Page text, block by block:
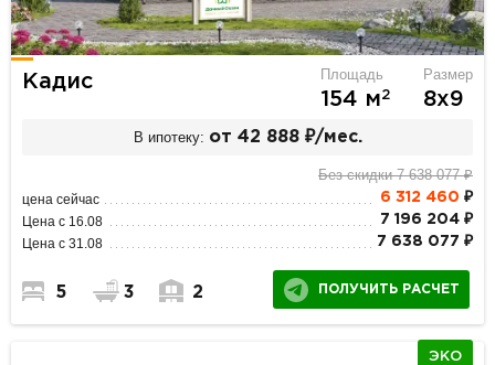
Кадис Площадь
154 м2
Размер
8х9
В ипотеку: от 42 888 ₽/мес.
Без скидки 7 638 077 ₽
цена сейчас 6 312 460 ₽
Цена с 16.08 7 196 204 ₽
Цена с 31.08 7 638 077 ₽
5 3 2 ПОЛУЧИТЬ РАСЧЕТ
ЭКО